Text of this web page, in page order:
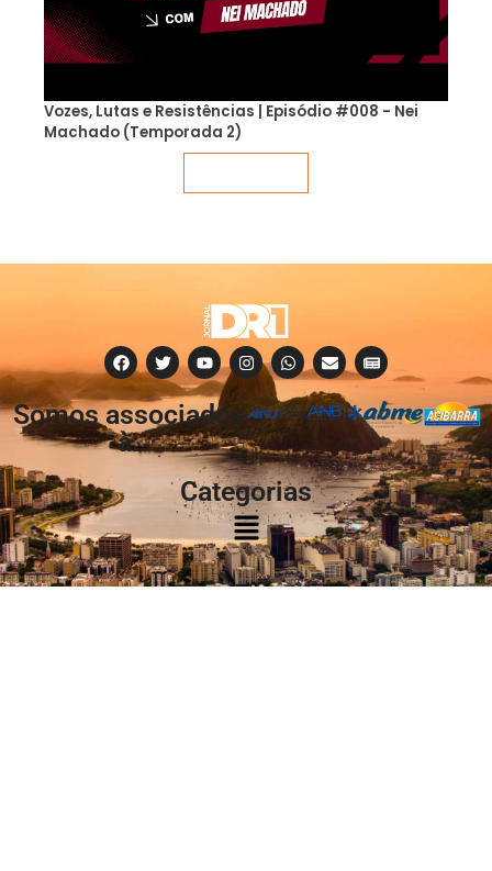
Vozes, Lutas e Resistências | Episódio #008 - Nei
Machado (Temporada 2)
Somos associados
à:
Categorias